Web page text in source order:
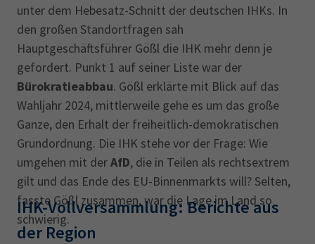
unter dem Hebesatz-Schnitt der deutschen IHKs. In
den großen Standortfragen sah
Hauptgeschäftsführer Gößl die IHK mehr denn je
gefordert. Punkt 1 auf seiner Liste war der
Bürokratieabbau. Gößl erklärte mit Blick auf das
Wahljahr 2024, mittlerweile gehe es um das große
Ganze, den Erhalt der freiheitlich-demokratischen
Grundordnung. Die IHK stehe vor der Frage: Wie
umgehen mit derAfD, die in Teilen als rechtsextrem
gilt und das Ende des EU-Binnenmarkts will? Selten,
fasste Gößl zusammen, war die Lage im Land so
schwierig.
IHK-Vollversammlung: Berichte aus
der Region